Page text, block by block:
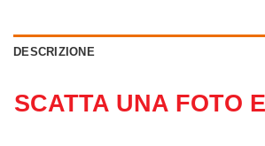
DESCRIZIONE
SCATTA UNA FOTO